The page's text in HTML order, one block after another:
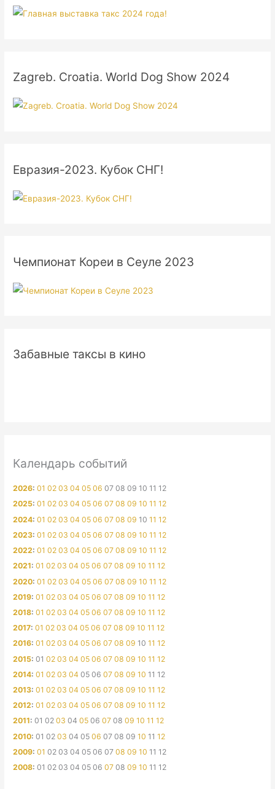
Zagreb. Croatia. World Dog Show 2024
Евразия-2023. Кубок СНГ!
Чемпионат Кореи в Сеуле 2023
Забавные таксы в кино
Календарь событий
2026:01 02 03 04 05 06 07 08 09 10 11 12
2025:01 02 03 04 05 06 07 08 09 10 11 12
2024:01 02 03 04 05 06 07 08 09 10 11 12
2023:01 02 03 04 05 06 07 08 09 10 11 12
2022:01 02 03 04 05 06 07 08 09 10 11 12
2021:01 02 03 04 05 06 07 08 09 10 11 12
2020:01 02 03 04 05 06 07 08 09 10 11 12
2019:01 02 03 04 05 06 07 08 09 10 11 12
2018:01 02 03 04 05 06 07 08 09 10 11 12
2017:01 02 03 04 05 06 07 08 09 10 11 12
2016:01 02 03 04 05 06 07 08 09 10 11 12
2015:01 02 03 04 05 06 07 08 09 10 11 12
2014:01 02 03 04 05 06 07 08 09 10 11 12
2013:01 02 03 04 05 06 07 08 09 10 11 12
2012:01 02 03 04 05 06 07 08 09 10 11 12
2011:01 02 03 04 05 06 07 08 09 10 11 12
2010:01 02 03 04 05 06 07 08 09 10 11 12
2009:01 02 03 04 05 06 07 08 09 10 11 12
2008:01 02 03 04 05 06 07 08 09 10 11 12